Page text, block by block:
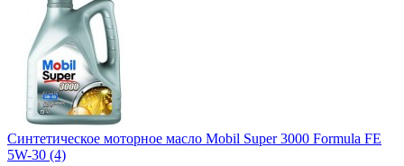
Синтетическое моторное масло Mobil Super 3000 Formula FE
5W-30 (4)